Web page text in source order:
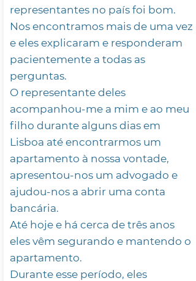
representantes no país foi bom.
Nos encontramos mais de uma vez
e eles explicaram e responderam
pacientemente a todas as
perguntas.
O representante deles
acompanhou-me a mim e ao meu
filho durante alguns dias em
Lisboa até encontrarmos um
apartamento à nossa vontade,
apresentou-nos um advogado e
ajudou-nos a abrir uma conta
bancária.
Até hoje e há cerca de três anos
eles vêm segurando e mantendo o
apartamento.
Durante esse período, eles